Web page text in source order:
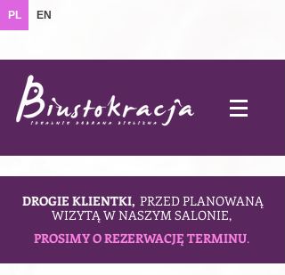
PL EN
DROGIE KLIENTKI, PRZED PLANOWANĄ
WIZYTĄ W NASZYM SALONIE,
PROSIMY O REZERWACJĘ TERMINU.